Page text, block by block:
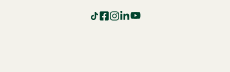
TikTok
Facebook
Instagram
LinkedIn
YouTube